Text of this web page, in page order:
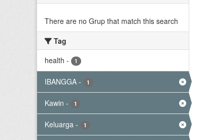
There are no Grup that match this search
Tag
health - 1
IBANGGA - 1
Kawin - 1
Keluarga - 1